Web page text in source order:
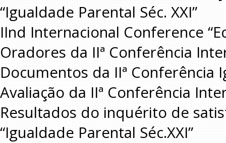
“Igualdade Parental Séc. XXI”
IInd Internacional Conference
Oradores da IIª Conferência
Documentos da IIª Conferência
Avaliação da IIª Conferência
Resultados do inquérito de
“Igualdade Parental Séc.XXI”